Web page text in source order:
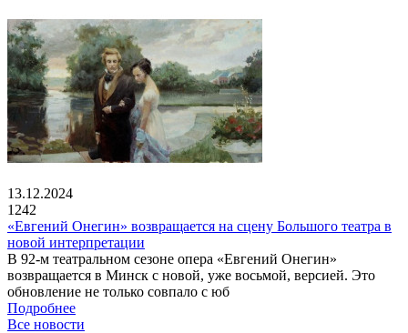
13.12.2024
1242
«Евгений Онегин» возвращается на сцену Большого театра в
новой интерпретации
В 92-м театральном сезоне опера «Евгений Онегин»
возвращается в Минск с новой, уже восьмой, версией. Это
обновление не только совпало с юб
Подробнее
Все новости